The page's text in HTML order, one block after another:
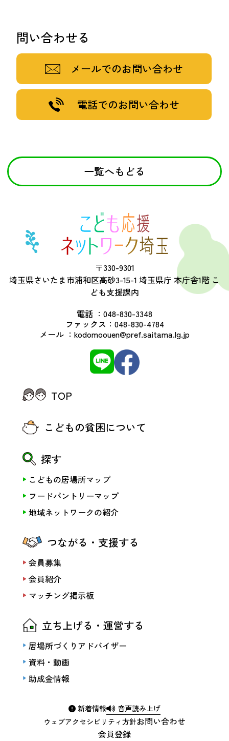
問い合わせる
メールでのお問い合わせ
電話でのお問い合わせ
一覧へもどる
〒330-9301
埼玉県さいたま市浦和区高砂3-15-1 埼玉県庁 本庁舎1階 こ
ども支援課内
電話 ： 048-830-3348
ファックス： 048-830-4784
メール ： kodomoouen@pref.saitama.lg.jp
新着情報 音声読み上げ
会員登録
お問い合わせ
ウェブアクセシビリティ方針
TOP
こどもの貧困について
探す
こどもの居場所マップ
フードパントリーマップ
地域ネットワークの紹介
つながる・支援する
会員募集
会員紹介
マッチング掲示板
立ち上げる・運営する
居場所づくりアドバイザー
資料・動画
助成金情報